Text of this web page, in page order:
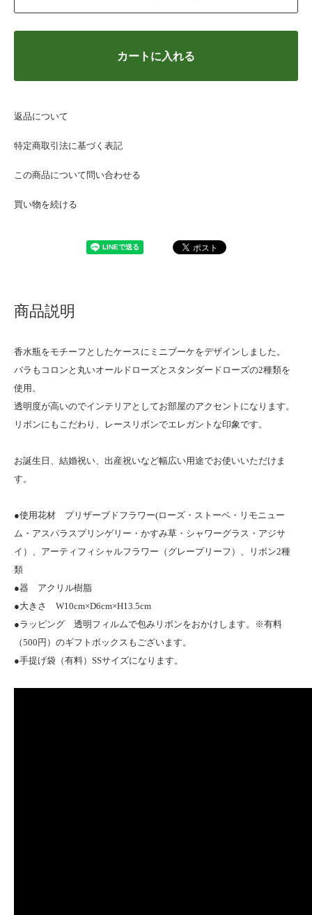
カートに入れる
返品について
特定商取引法に基づく表記
この商品について問い合わせる
買い物を続ける
商品説明
香水瓶をモチーフとしたケースにミニブーケをデザインしました。
バラもコロンと丸いオールドローズとスタンダードローズの2種類を
使用。
透明度が高いのでインテリアとしてお部屋のアクセントになります。
リボンにもこだわり、レースリボンでエレガントな印象です。
お誕生日、結婚祝い、出産祝いなど幅広い用途でお使いいただけま
す。
●使用花材 プリザーブドフラワー(ローズ・ストーベ・リモニュー
ム・アスパラスプリンゲリー・かすみ草・シャワーグラス・アジサ
イ）、アーティフィシャルフラワー（グレープリーフ）、リボン2種
類
●器 アクリル樹脂
●大きさ W10cm×D6cm×H13.5cm
●ラッピング 透明フィルムで包みリボンをおかけします。※有料
（500円）のギフトボックスもございます。
●手提げ袋（有料）SSサイズになります。